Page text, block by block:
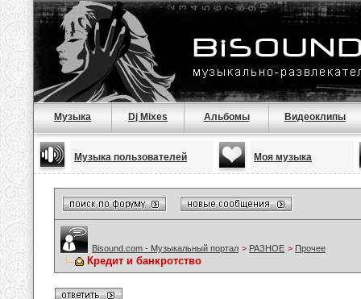
Музыка Dj Mixes Альбомы Видеоклипы
Музыка пользователей Моя музыка
Bisound.com - Музыкальный портал > РАЗНОЕ > Прочее
Кредит и банкротство